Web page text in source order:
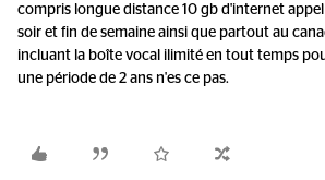
compris longue distance 10 gb d'internet
soir et fin de semaine ainsi que partout au
incluant la boîte vocal ilimité en tout temps
une période de 2 ans n'es ce pas.